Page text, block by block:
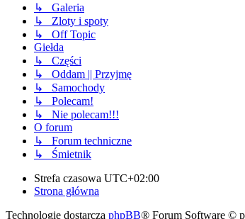
↳ Galeria
↳ Zloty i spoty
↳ Off Topic
Giełda
↳ Części
↳ Oddam || Przyjmę
↳ Samochody
↳ Polecam!
↳ Nie polecam!!!
O forum
↳ Forum techniczne
↳ Śmietnik
Strefa czasowa UTC+02:00
Strona główna
Technologię dostarcza phpBB® Forum Software ©